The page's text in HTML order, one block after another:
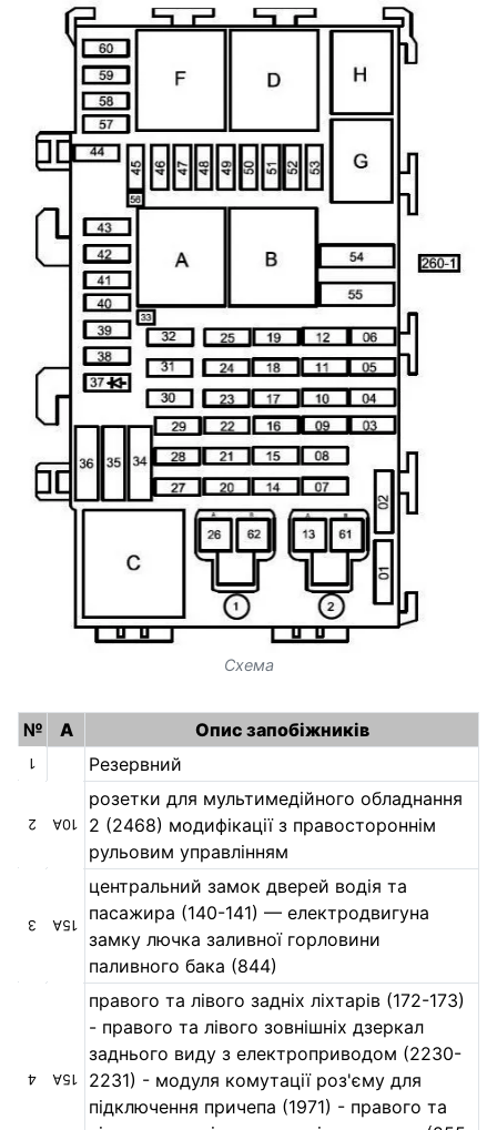
Схема
№ А Опис запобіжників
1 Резервний
2 10А
розетки для мультимедійного обладнання
2 (2468) модифікації з правостороннім
рульовим управлінням
3 15А
центральний замок дверей водія та
пасажира (140-141) — електродвигуна
замку лючка заливної горловини
паливного бака (844)
4 15А
правого та лівого задніх ліхтарів (172-173)
- правого та лівого зовнішніх дзеркал
заднього виду з електроприводом (2230-
2231) - модуля комутації роз'єму для
підключення причепа (1971) - правого та